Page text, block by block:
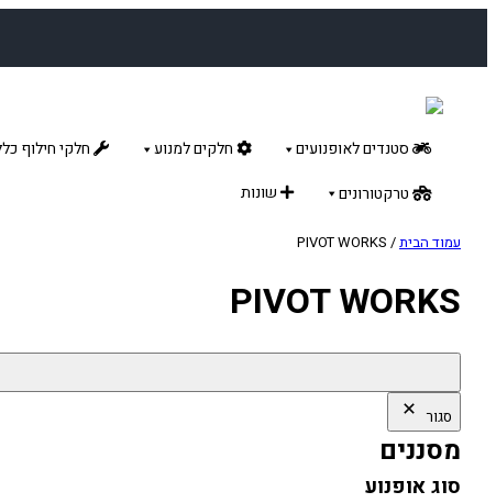
סטנדים לאופנועים חלקים למנוע חלקי חילוף
טרקטורונים
שונות
עמוד הבית/ PIVOT WORKS
PIVOT WORKS
סגור
מסננים
סוג אופנוע